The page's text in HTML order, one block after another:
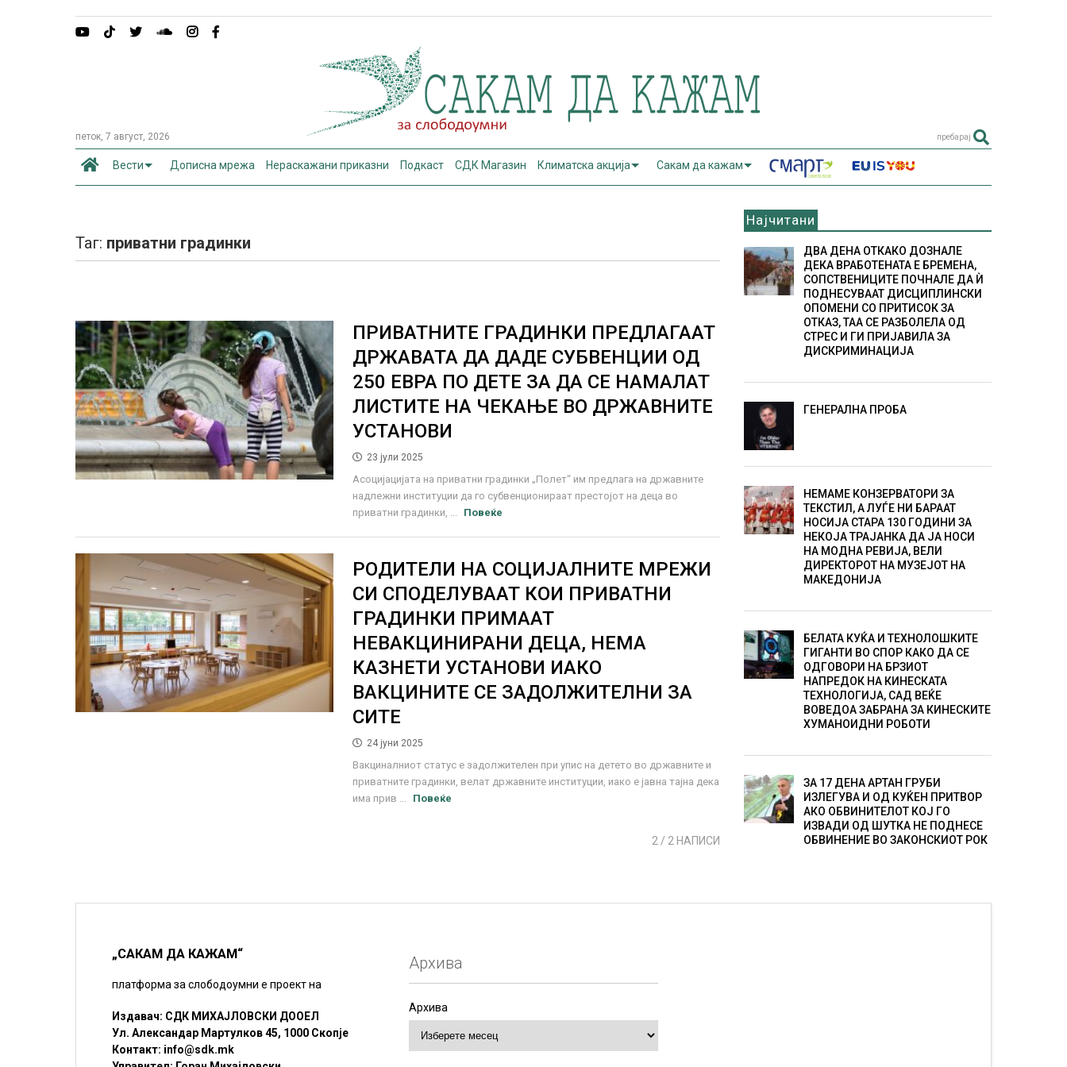
петок, 7 август, 2026 пребарај
Вести Дописна мрежа Нераскажани приказни Подкаст СДК Магазин Климатска акција Сакам да кажам
Таг: приватни градинки
ПРИВАТНИТЕ ГРАДИНКИ ПРЕДЛАГААТ
ДРЖАВАТА ДА ДАДЕ СУБВЕНЦИИ ОД
250 ЕВРА ПО ДЕТЕ ЗА ДА СЕ НАМАЛАТ
ЛИСТИТЕ НА ЧЕКАЊЕ ВО ДРЖАВНИТЕ
УСТАНОВИ
23 јули 2025
Асоцијацијата на приватни градинки „Полет“ им предлага на државните
надлежни институции да го субвенционираат престојот на деца во
приватни градинки, ...
Повеќе
РОДИТЕЛИ НА СОЦИЈАЛНИТЕ МРЕЖИ
СИ СПОДЕЛУВААТ КОИ ПРИВАТНИ
ГРАДИНКИ ПРИМААТ
НЕВАКЦИНИРАНИ ДЕЦА, НЕМА
КАЗНЕТИ УСТАНОВИ ИАКО
ВАКЦИНИТЕ СЕ ЗАДОЛЖИТЕЛНИ ЗА
СИТЕ
24 јуни 2025
Вакциналниот статус е задолжителен при упис на детето во државните и
приватните градинки, велат државните институции, иако е јавна тајна дека
има прив ...
Повеќе
2 / 2 НАПИСИ
Најчитани
ДВА ДЕНА ОТКАКО ДОЗНАЛЕ
ДЕКА ВРАБОТЕНАТА Е БРЕМЕНА,
СОПСТВЕНИЦИТЕ ПОЧНАЛЕ ДА Ѝ
ПОДНЕСУВААТ ДИСЦИПЛИНСКИ
ОПОМЕНИ СО ПРИТИСОК ЗА
ОТКАЗ, ТАА СЕ РАЗБОЛЕЛА ОД
СТРЕС И ГИ ПРИЈАВИЛА ЗА
ДИСКРИМИНАЦИЈА
ГЕНЕРАЛНА ПРОБА
НЕМАМЕ КОНЗЕРВАТОРИ ЗА
ТЕКСТИЛ, А ЛУЃЕ НИ БАРААТ
НОСИЈА СТАРА 130 ГОДИНИ ЗА
НЕКОЈА ТРАЈАНКА ДА ЈА НОСИ
НА МОДНА РЕВИЈА, ВЕЛИ
ДИРЕКТОРОТ НА МУЗЕЈОТ НА
МАКЕДОНИЈА
БЕЛАТА КУЌА И ТЕХНОЛОШКИТЕ
ГИГАНТИ ВО СПОР КАКО ДА СЕ
ОДГОВОРИ НА БРЗИОТ
НАПРЕДОК НА КИНЕСКАТА
ТЕХНОЛОГИЈА, САД ВЕЌЕ
ВОВЕДОА ЗАБРАНА ЗА КИНЕСКИТЕ
ХУМАНОИДНИ РОБОТИ
ЗА 17 ДЕНА АРТАН ГРУБИ
ИЗЛЕГУВА И ОД КУЌЕН ПРИТВОР
АКО ОБВИНИТЕЛОТ КОЈ ГО
ИЗВАДИ ОД ШУТКА НЕ ПОДНЕСЕ
ОБВИНЕНИЕ ВО ЗАКОНСКИОТ РОК
„САКАМ ДА КАЖАМ“
платформа за слободоумни е проект на
Издавач: СДК МИХАЈЛОВСКИ ДООЕЛ
Ул. Александар Мартулков 45, 1000 Скопје
Контакт: info@sdk.mk
Архива
Архива